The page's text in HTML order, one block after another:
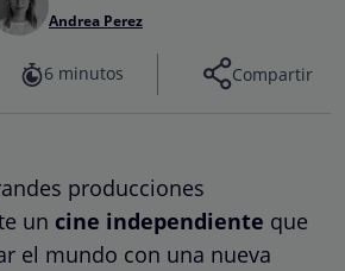
Andrea Perez
6 minutos Compartir
producciones
un cine independiente que
el mundo con una nueva